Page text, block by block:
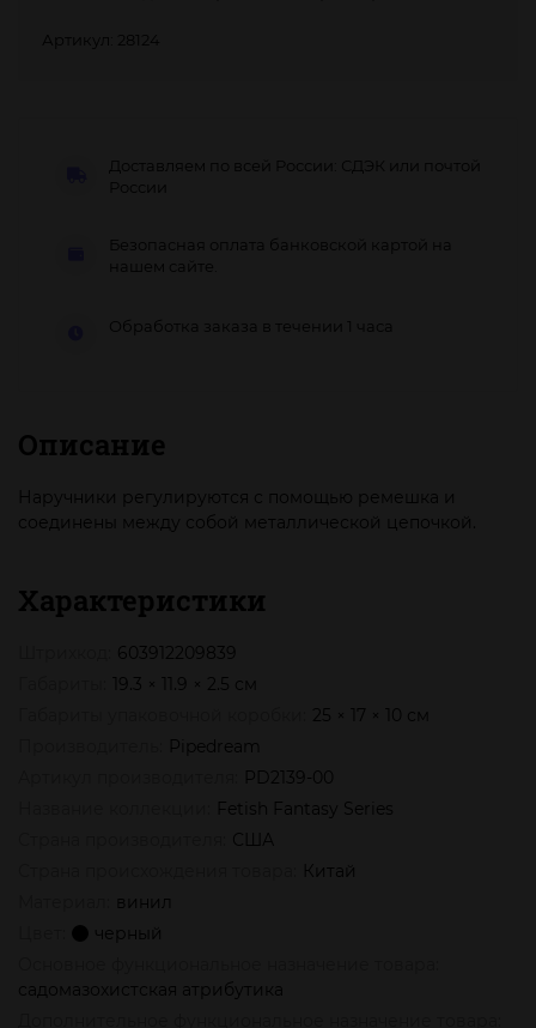
Артикул: 28124
Доставляем по всей России: СДЭК или почтой
Безопасная оплата банковской картой на
нашем сайте.
Обработка заказа в течении 1 часа
Описание
Наручники регулируются с помощью ремешка и
соединены между собой металлической цепочкой.
Характеристики
603912209839
19.3 × 11.9 × 2.5 см
25 × 17 × 10 см
Pipedream
PD2139-00
Fetish Fantasy Series
США
Китай
винил
черный
садомазохистская атрибутика